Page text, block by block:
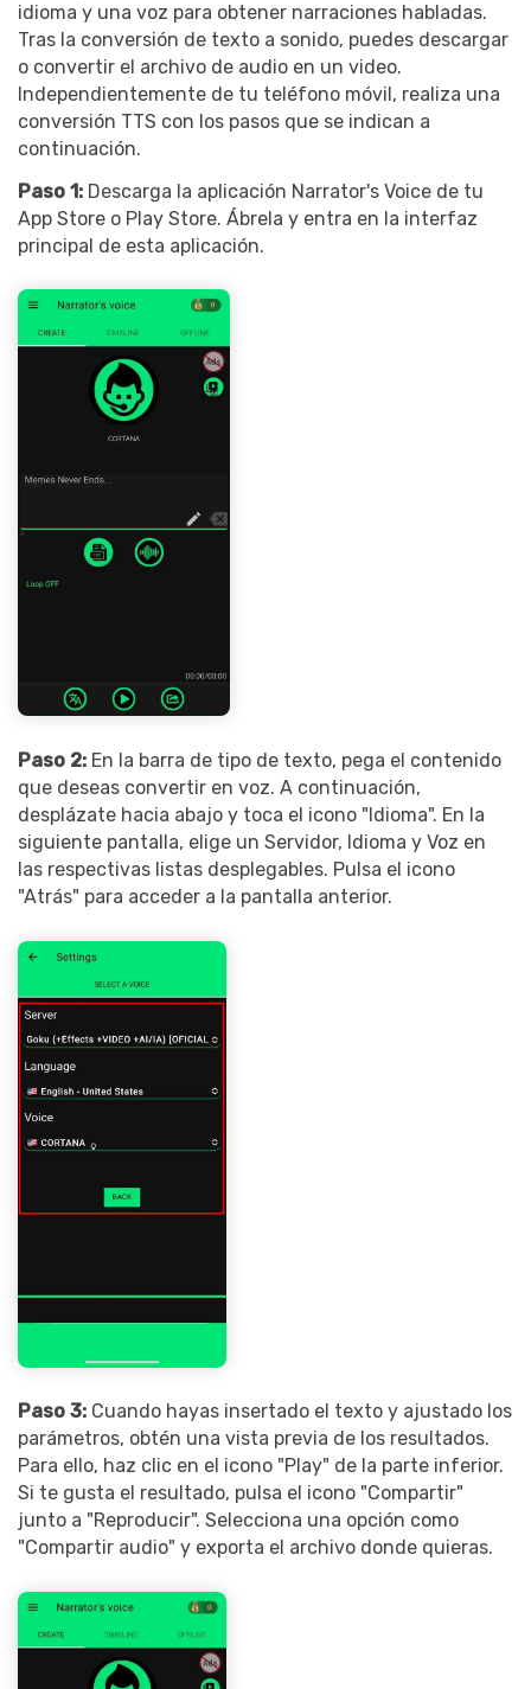
idioma y una voz para obtener narraciones habladas.
Tras la conversión de texto a sonido, puedes descargar
o convertir el archivo de audio en un video.
Independientemente de tu teléfono móvil, realiza una
conversión TTS con los pasos que se indican a
continuación.
Paso 1: Descarga la aplicación Narrator's Voice de tu
App Store o Play Store. Ábrela y entra en la interfaz
principal de esta aplicación.
Paso 2: En la barra de tipo de texto, pega el contenido
que deseas convertir en voz. A continuación,
desplázate hacia abajo y toca el icono "Idioma". En la
siguiente pantalla, elige un Servidor, Idioma y Voz en
las respectivas listas desplegables. Pulsa el icono
"Atrás" para acceder a la pantalla anterior.
Paso 3: Cuando hayas insertado el texto y ajustado los
parámetros, obtén una vista previa de los resultados.
Para ello, haz clic en el icono "Play" de la parte inferior.
Si te gusta el resultado, pulsa el icono "Compartir"
junto a "Reproducir". Selecciona una opción como
"Compartir audio" y exporta el archivo donde quieras.